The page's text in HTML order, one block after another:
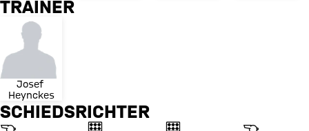
TRAINER
Josef
Heynckes
SCHIEDSRICHTER